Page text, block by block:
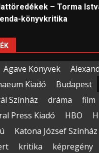
– Torma
könyvkritika
Agave Könyvek
Kiadó
Budapest
Színház
dráma
film
Press Kiadó
HBO
Katona József Színház
kritika képregény